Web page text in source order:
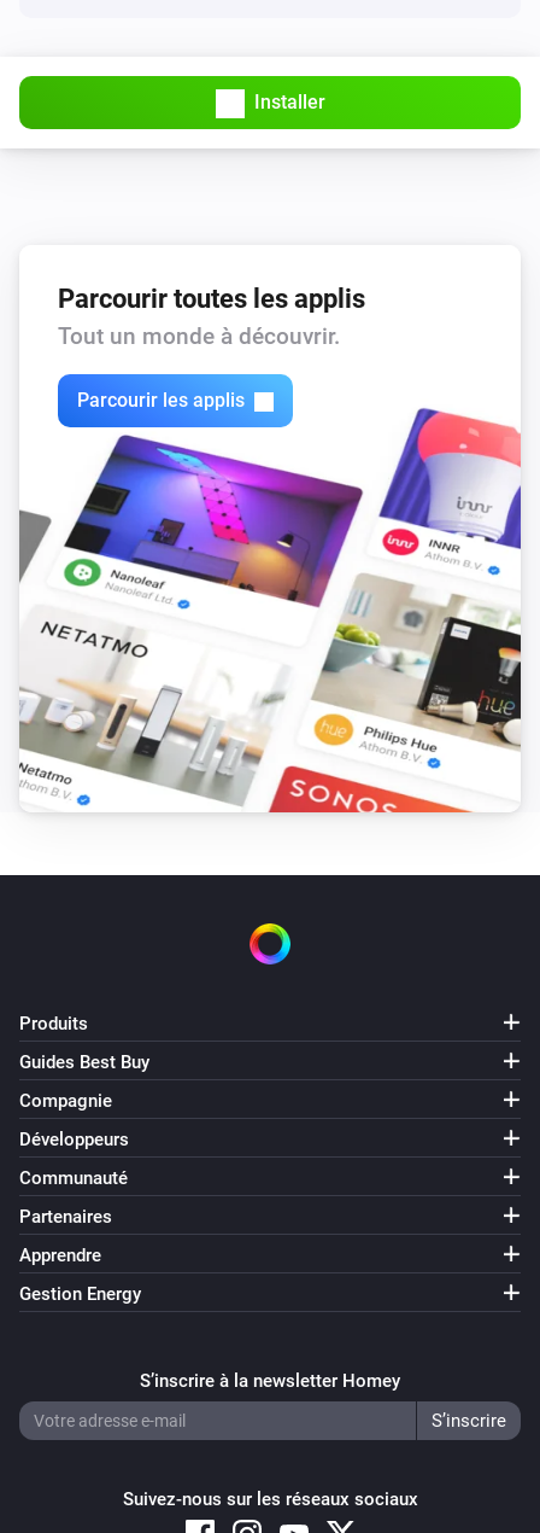
Installer
Parcourir toutes les applis
Tout un monde à découvrir.
Parcourir les applis
Produits
Guides Best Buy
Compagnie
Développeurs
Communauté
Partenaires
Apprendre
Gestion Energy
S’inscrire à la newsletter Homey
Suivez-nous sur les réseaux sociaux